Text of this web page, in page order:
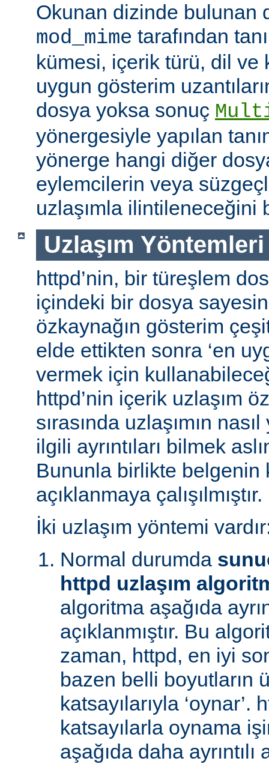
Okunan dizinde bulunan
mod_mime tarafından
kümesi, içerik türü, dil ve
uygun gösterim
dosya yoksa sonuç
yönergesiyle yapılan
yönerge hangi diğer
eylemcilerin veya
uzlaşımla ilintileneceğini
Uzlaşım Yöntemleri
httpd’nin, bir türeşlem
içindeki bir dosya
özkaynağın gösterim
elde ettikten sonra ‘en
vermek için
httpd’nin içerik uzlaşım
sırasında uzlaşımın
ilgili ayrıntıları bilmek
Bununla birlikte belgenin
açıklanmaya çalışılmıştır.
İki uzlaşım yöntemi
Normal durumda
httpd uzlaşım
algoritma aşağıda
açıklanmıştır. Bu
zaman, httpd, en iyi
bazen belli boyutların
katsayılarıyla ‘oynar’.
katsayılarla oynama
aşağıda daha ayrıntılı